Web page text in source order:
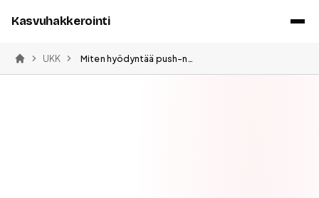
Kasvuhakkerointi
Etusivu
UKK Miten hyödyntää push-notifikaatioita kasvussa